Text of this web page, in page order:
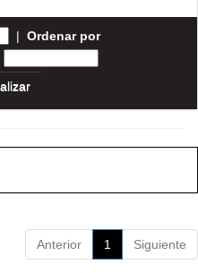
| Ordenar por
Anterior 1 Siguiente